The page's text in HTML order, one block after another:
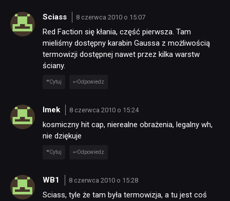
NEWSY
RECENZJE
KULTURA
RETRO
TECHNOLOGIE
Sciass 8 czerwca 2010 o 15:07
Red Faction się kłania, część pierwsza. Tam
mieliśmy dostępny karabin Gaussa z możliwością
termowizji dostępnej nawet przez kilka warstw
ściany.
Cytuj Odpowiedz
Imek 8 czerwca 2010 o 15:24
kosmiczny hit cap, nierealne obrażenia, legalny wh,
nie dziękuje
Cytuj Odpowiedz
WB1 8 czerwca 2010 o 15:28
Sciass, tyle że tam była termowizja, a tu jest coś